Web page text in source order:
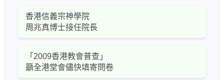
香港信義宗神學院
周兆真博士接任院長
「2009香港教會普查」
籲全港堂會儘快填寄問卷